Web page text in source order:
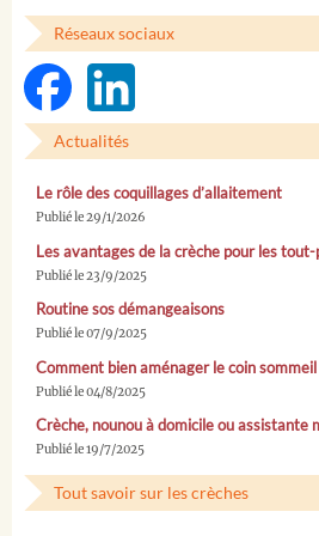
Réseaux sociaux
Actualités
Le rôle des coquillages d’allaitement
Publié le 29/1/2026
Les avantages de la crèche pour les
Publié le 23/9/2025
Routine sos démangeaisons
Publié le 07/9/2025
Comment bien aménager le coin sommeil
Publié le 04/8/2025
Crèche, nounou à domicile ou assistante
Publié le 19/7/2025
Tout savoir sur les crèches